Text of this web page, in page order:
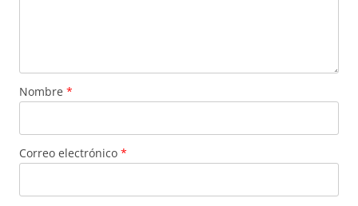
Nombre *
Correo electrónico *